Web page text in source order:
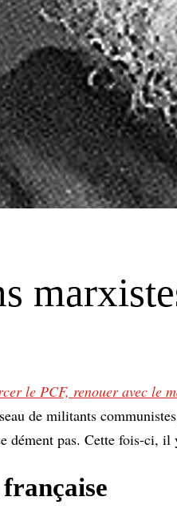
le PCF, renouer avec le
de militants
dément pas. Cette fois-ci,